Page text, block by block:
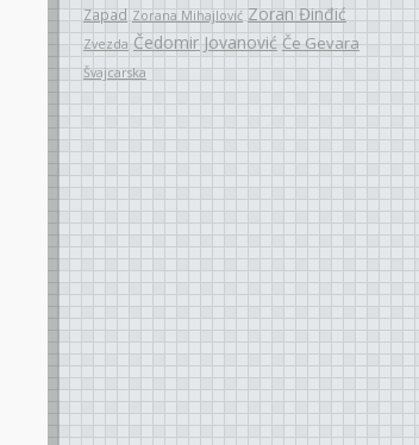
Zapad Zorana Mihajlović Zoran Đinđić
Zvezda Čedomir Jovanović Če Gevara
Švajcarska